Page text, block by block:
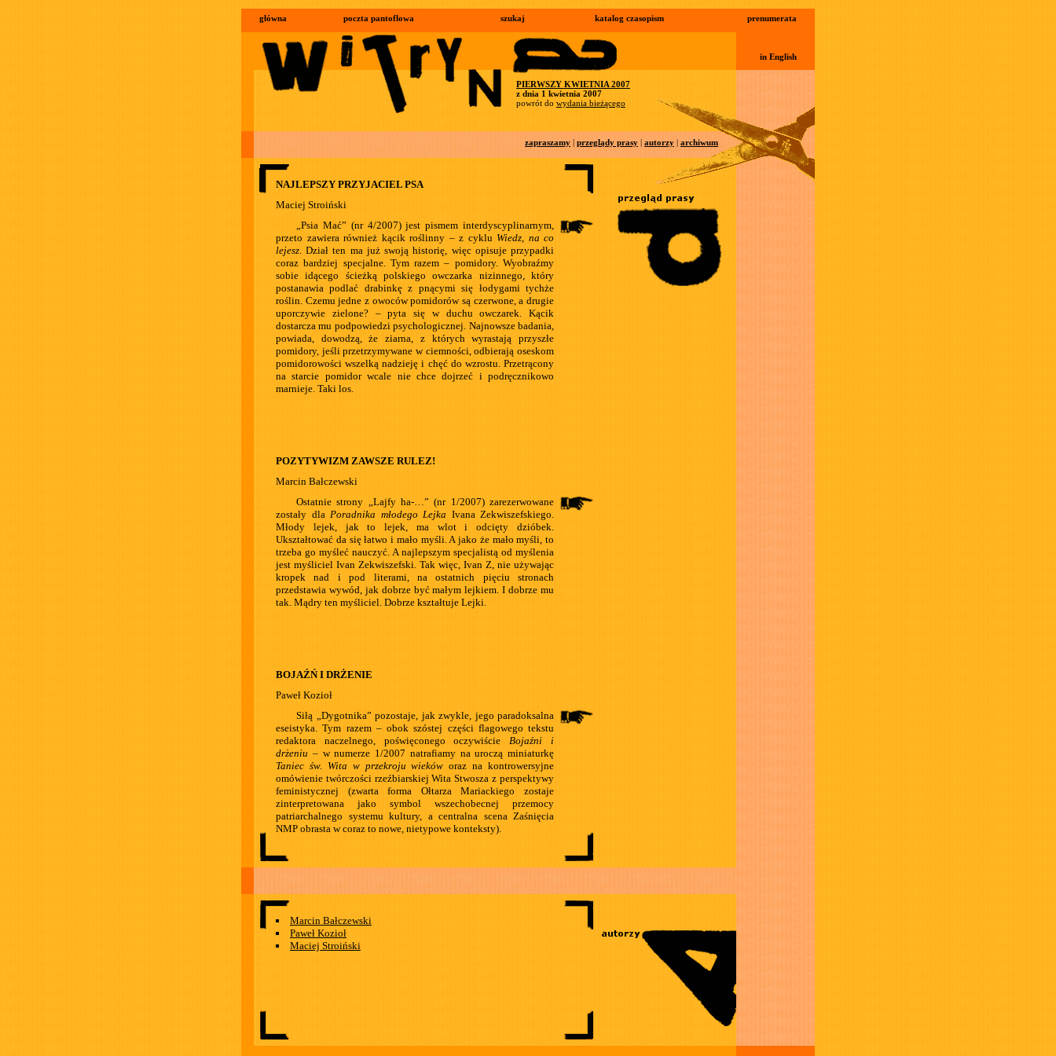
główna poczta pantoflowa szukaj katalog czasopism prenumerata
in English
PIERWSZY KWIETNIA 2007
z dnia 1 kwietnia 2007
powrót do wydania bieżącego
zapraszamy | przeglądy prasy | autorzy | archiwum
NAJLEPSZY PRZYJACIEL PSA
Maciej Stroiński
„Psia Mać” (nr 4/2007) jest pismem interdyscyplinarnym,
przeto zawiera również kącik roślinny – z cyklu Wiedz, na co
lejesz. Dział ten ma już swoją historię, więc opisuje przypadki
coraz bardziej specjalne. Tym razem – pomidory. Wyobraźmy
sobie idącego ścieżką polskiego owczarka nizinnego, który
postanawia podlać drabinkę z pnącymi się łodygami tychże
roślin. Czemu jedne z owoców pomidorów są czerwone, a drugie
uporczywie zielone? – pyta się w duchu owczarek. Kącik
dostarcza mu podpowiedzi psychologicznej. Najnowsze badania,
powiada, dowodzą, że ziarna, z których wyrastają przyszłe
pomidory, jeśli przetrzymywane w ciemności, odbierają oseskom
pomidorowości wszelką nadzieję i chęć do wzrostu. Przetrącony
na starcie pomidor wcale nie chce dojrzeć i podręcznikowo
marnieje. Taki los.
POZYTYWIZM ZAWSZE RULEZ!
Marcin Bałczewski
Ostatnie strony „Lajfy ha-…” (nr 1/2007) zarezerwowane
zostały dla Poradnika młodego Lejka Ivana Zekwiszefskiego.
Młody lejek, jak to lejek, ma wlot i odcięty dzióbek.
Ukształtować da się łatwo i mało myśli. A jako że mało myśli, to
trzeba go myśleć nauczyć. A najlepszym specjalistą od myślenia
jest myśliciel Ivan Zekwiszefski. Tak więc, Ivan Z, nie używając
kropek nad i pod literami, na ostatnich pięciu stronach
przedstawia wywód, jak dobrze być małym lejkiem. I dobrze mu
tak. Mądry ten myśliciel. Dobrze kształtuje Lejki.
BOJAŹŃ I DRŻENIE
Paweł Kozioł
Siłą „Dygotnika” pozostaje, jak zwykle, jego paradoksalna
eseistyka. Tym razem – obok szóstej części flagowego tekstu
redaktora naczelnego, poświęconego oczywiścieBojaźni i
drżeniu – w numerze 1/2007 natrafiamy na uroczą miniaturkę
Taniec św. Wita w przekroju wieków oraz na kontrowersyjne
omówienie twórczości rzeźbiarskiej Wita Stwosza z perspektywy
feministycznej (zwarta forma Ołtarza Mariackiego zostaje
zinterpretowana jako symbol wszechobecnej przemocy
patriarchalnego systemu kultury, a centralna scena Zaśnięcia
NMP obrasta w coraz to nowe, nietypowe konteksty).
Marcin Bałczewski
Paweł Kozioł
Maciej Stroiński